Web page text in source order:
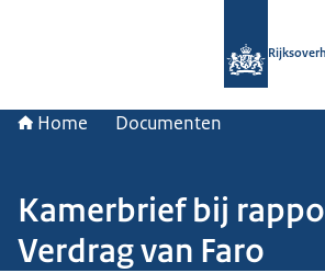
Home Documenten
Kamerbrief bij
Verdrag van Faro